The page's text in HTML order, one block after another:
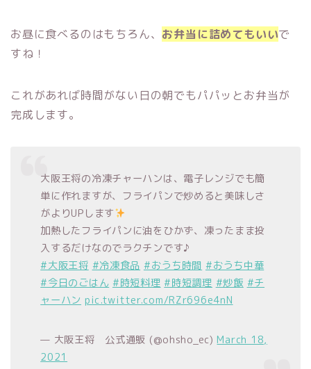
お昼に食べるのはもちろん、 お弁当に詰めてもいいで
すね！
これがあれば時間がない日の朝でもパパッとお弁当が
完成します。
大阪王将の冷凍チャーハンは、電子レンジでも簡
単に作れますが、フライパンで炒めると美味しさ
がよりUPします
加熱したフライパンに油をひかず、凍ったまま投
入するだけなのでラクチンです♪
#大阪王将 #冷凍食品 #おうち時間 #おうち中華
#今日のごはん #時短料理 #時短調理 #炒飯 #チ
ャーハン pic.twitter.com/RZr696e4nN
— 大阪王将 公式通販 (@ohsho_ec)March 18,
2021